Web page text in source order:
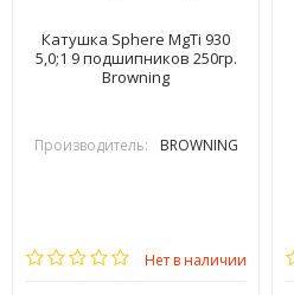
Катушка Sphere MgTi 930
5,0;1 9 подшипников 250гр.
Browning
Производитель: BROWNING
Нет в наличии